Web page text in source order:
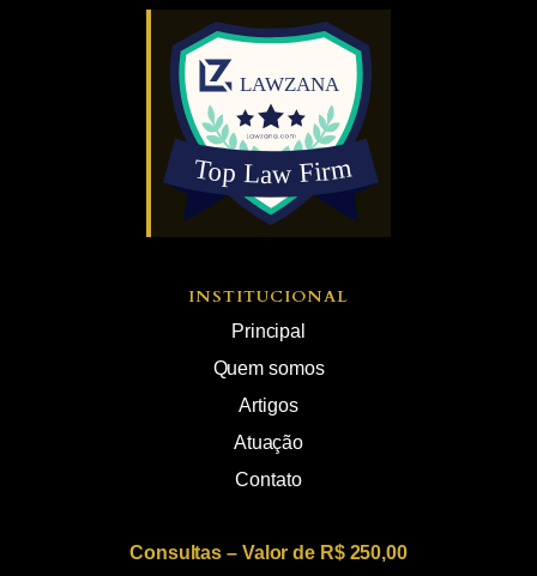
INSTITUCIONAL
Principal
Quem somos
Artigos
Atuação
Contato
Consultas – Valor de R$ 250,00